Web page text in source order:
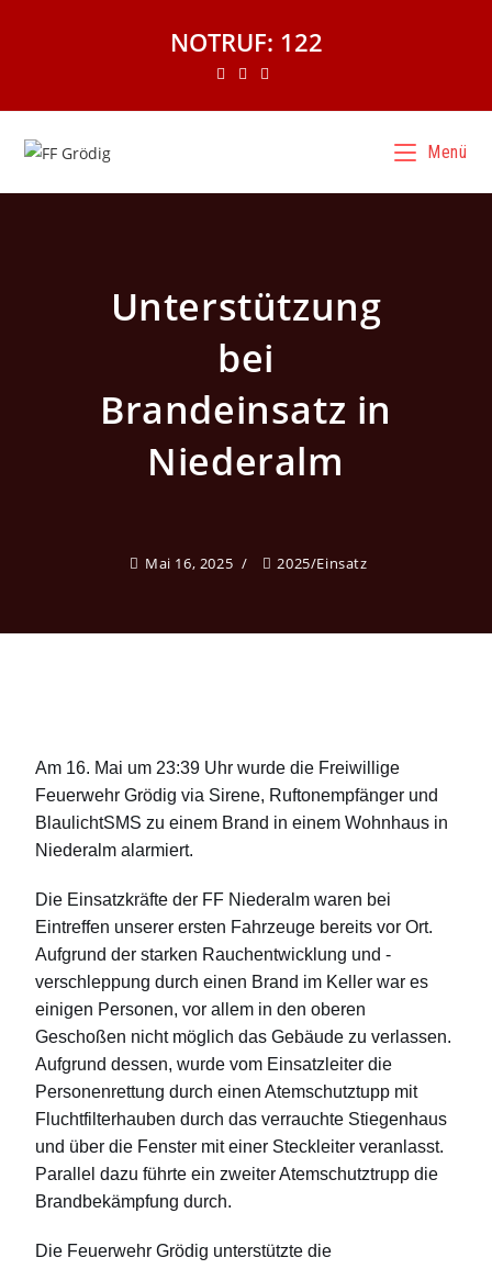
NOTRUF: 122
Menü
Unterstützung
bei
Brandeinsatz in
Niederalm
Mai 16, 2025 2025/Einsatz
Am 16. Mai um 23:39 Uhr wurde die Freiwillige
Feuerwehr Grödig via Sirene, Ruftonempfänger und
BlaulichtSMS zu einem Brand in einem Wohnhaus in
Niederalm alarmiert.
Die Einsatzkräfte der FF Niederalm waren bei
Eintreffen unserer ersten Fahrzeuge bereits vor Ort.
Aufgrund der starken Rauchentwicklung und -
verschleppung durch einen Brand im Keller war es
einigen Personen, vor allem in den oberen
Geschoßen nicht möglich das Gebäude zu verlassen.
Aufgrund dessen, wurde vom Einsatzleiter die
Personenrettung durch einen Atemschutztupp mit
Fluchtfilterhauben durch das verrauchte Stiegenhaus
und über die Fenster mit einer Steckleiter veranlasst.
Parallel dazu führte ein zweiter Atemschutztrupp die
Brandbekämpfung durch.
Die Feuerwehr Grödig unterstützte die